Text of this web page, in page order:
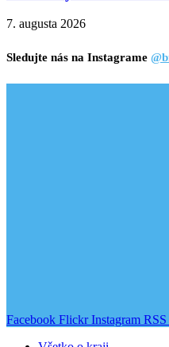
7. augusta 2026
Sledujte nás na Instagrame
Facebook Flickr Instagram RSS